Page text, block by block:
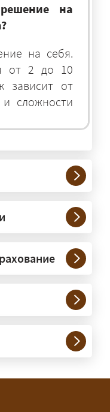
на
на себя.
от 2 до 10
зависит от
сложности
—
на
технику и
подбираем
и вес груза.
в машинах
габаритов